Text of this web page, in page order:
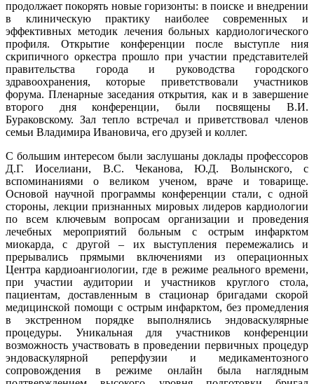
продолжает покорять новые горизонты: в поиске и внедрении
в клиническую практику наиболее современных и
эффективных методик лечения больных кардиологического
профиля. Открытие конференции после выступле ния
скрипичного оркестра прошло при участии представителей
правительства города и руководства городского
здравоохранения, которые приветствовали участников
форума. Пленарные заседания открытия, как и в завершение
второго дня конференции, были посвящены В.И.
Бураковскому. Зал тепло встречал и приветствовал членов
семьи Владимира Ивановича, его друзей и коллег.
С большим интересом были заслушаны доклады профессоров
Д.Г. Иоселиани, В.С. Чеканова, Ю.Д. Волынского, с
вспоминаниями о великом ученом, враче и товарище.
Основой научной программы конференции стали, с одной
стороны, лекции признанных мировых лидеров кардиологии
по всем ключевым вопросам организации и проведения
лечебных мероприятий больным с острым инфарктом
миокарда, с другой – их выступления перемежались и
прерывались прямыми включениями из операционных
Центра кардиоангиологии, где в режиме реального времени,
при участии аудитории и участников круглого стола,
пациентам, доставленным в стационар бригадами скорой
медицинской помощи с острым инфарктом, без промедления
в экстренном порядке выполнялись эндоваскулярные
процедуры. Уникальная для участников конференции
возможность участвовать в проведении первичных процедур
эндоваскулярной реперфузии и медикаментозного
сопровождения в режиме онлайн была наглядным